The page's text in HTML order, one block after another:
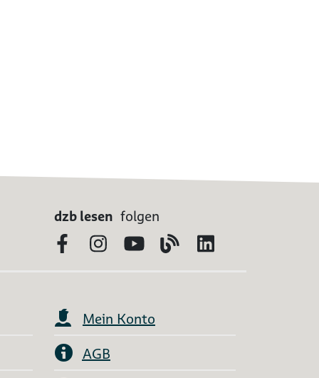
dzb lesen folgen
FacebookInstagram
YouTubeBlog
Mein Konto
AGB